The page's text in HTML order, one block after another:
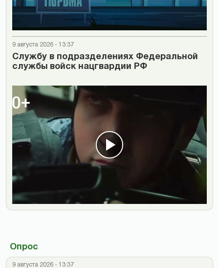
9 августа 2026 - 13:37
Cлужбу в подразделениях Федеральной
службы войск нацгвардии РФ
Опрос
9 августа 2026 - 13:37